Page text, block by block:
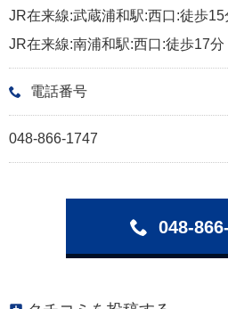
JR在来線:武蔵浦和駅:西口:徒歩15
JR在来線:南浦和駅:西口:徒歩17分
電話番号
048-866-1747
048-